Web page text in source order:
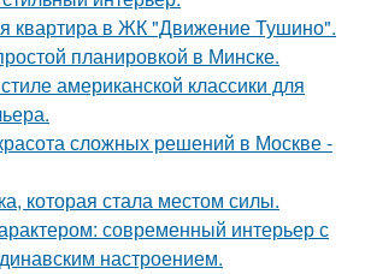
квартира в ЖК "Движение Тушино".
планировкой в Минске.
американской классики для
сложных решений в Москве -
которая стала местом силы.
современный интерьер с
настроением.